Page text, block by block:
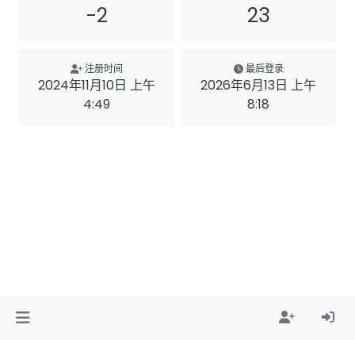
-2 23
注册时间
2024年11月10日 上午
4:49
最后登录
2026年6月13日 上午
8:18